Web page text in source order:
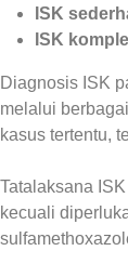
ISK
ISK
Diagnosis ISK
melalui
kasus tertentu,
Tatalaksana
kecuali